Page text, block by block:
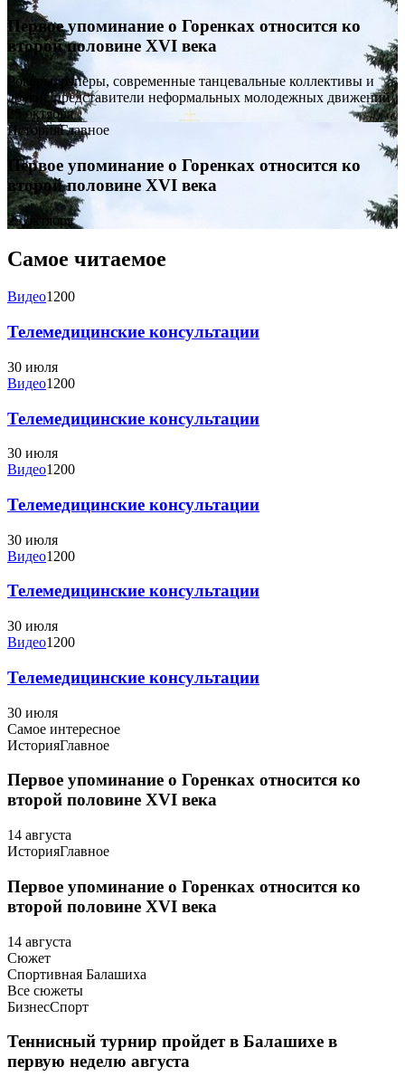
Первое упоминание о Горенках относится ко
второй половине XVI века
Рокеры, рэперы, современные танцевальные коллективы и
другие представители неформальных молодежных движений
25 октября
ИсторияГлавное
Первое упоминание о Горенках относится ко
второй половине XVI века
25 октября
Самое читаемое
Видео1200
Телемедицинские консультации
30 июля
Видео1200
Телемедицинские консультации
30 июля
Видео1200
Телемедицинские консультации
30 июля
Видео1200
Телемедицинские консультации
30 июля
Видео1200
Телемедицинские консультации
30 июля
Самое интересное
ИсторияГлавное
Первое упоминание о Горенках относится ко
второй половине XVI века
14 августа
ИсторияГлавное
Первое упоминание о Горенках относится ко
второй половине XVI века
14 августа
Сюжет
Спортивная Балашиха
Все сюжеты
БизнесСпорт
Теннисный турнир пройдет в Балашихе в
первую неделю августа